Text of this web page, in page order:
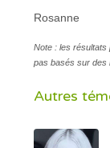
Rosanne
Note : les résultats
pas basés sur des
Autres